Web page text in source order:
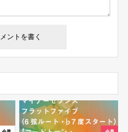
は会員登録してください